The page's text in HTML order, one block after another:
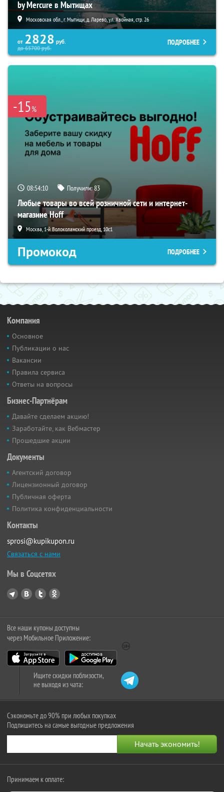
by Mercure в Мытищах
Московская обл., г. Мытищи, д. Ларево, ул. Хвойная, стр. 26
от 2828 руб.
до65700руб.
ПОДРОБНЕЕ
-15%
08:54:09 Получили:83
Любые товары во всей розничной сети и интернет-
магазине Hoff
Москва, 1-й Волоколамский проезд, 10с1
Промокод ПОДРОБНЕЕ
Компания
Основное
Публикации о нас
Вакансии
Правила сервиса
Ответы на вопросы
Бизнес-Партнёрам
Давайте сделаем акцию!
Заработайте, как Вебмастер
Прошедшие акции
Документы
Агентский договор
Лицензионный договор
Публичная оферта
Политика конфиденциальности
Контакты
sprosi@kupikupon.ru
Связаться с нами
Мы в Соцсетях
Все наши купоны доступны
через Мобильное Приложение:
Ищите скидки поблизости,
не выходя из чата:
Сэкономьте до 90% при любых покупках
Подпишитесь на самые выгодные предложения
Принимаем к оплате: